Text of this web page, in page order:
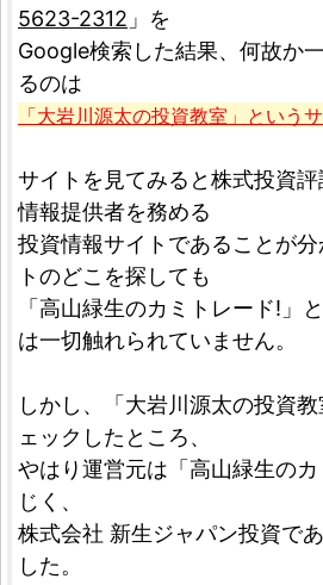
5623-2312 」を
Google検索した結果、何故か
るのは
「大岩川源太の投資教室」という
サイトを見てみると株式投資
情報提供者を務める
投資情報サイトであることが
トのどこを探しても
「高山緑生のカミトレード!」
は一切触れられていません。
しかし、「大岩川源太の投資
ェックしたところ、
やはり運営元は「高山緑生の
じく、
株式会社 新生ジャパン投資で
した。